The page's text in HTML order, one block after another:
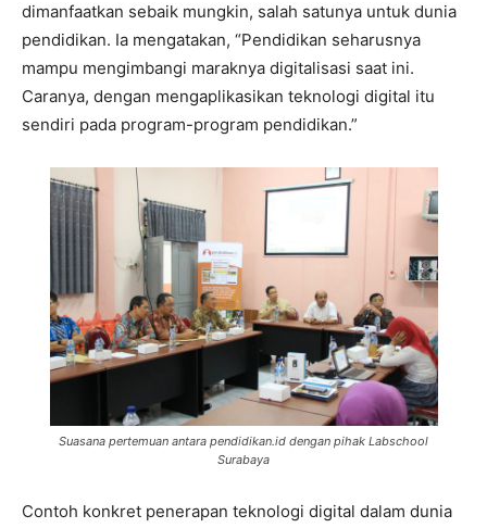
dimanfaatkan sebaik mungkin, salah satunya untuk dunia
pendidikan. Ia mengatakan, “Pendidikan seharusnya
mampu mengimbangi maraknya digitalisasi saat ini.
Caranya, dengan mengaplikasikan teknologi digital itu
sendiri pada program-program pendidikan.”
Suasana pertemuan antara pendidikan.id dengan pihak Labschool
Surabaya
Contoh konkret penerapan teknologi digital dalam dunia